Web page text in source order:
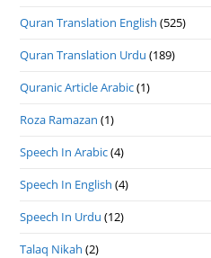
Quran Translation English (525)
Quran Translation Urdu (189)
Quranic Article Arabic(1)
Roza Ramazan (1)
Speech In Arabic(4)
Speech In English (4)
Speech In Urdu (12)
Talaq Nikah (2)